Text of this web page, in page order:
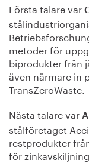
Första talare var
metoder för
biprodukter från
även närmare in
TransZeroWaste.
Nästa talare var
stålföretaget
restprodukter
för